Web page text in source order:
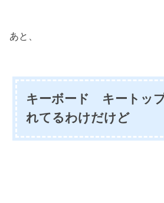
あと、
キーボード キートッ
れてるわけだけど